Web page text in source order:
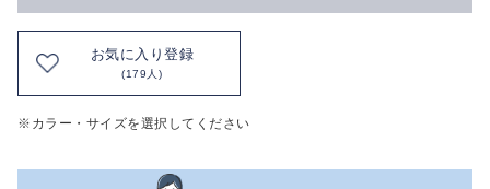
お気に入り登録
(179人)
※カラー・サイズを選択してください